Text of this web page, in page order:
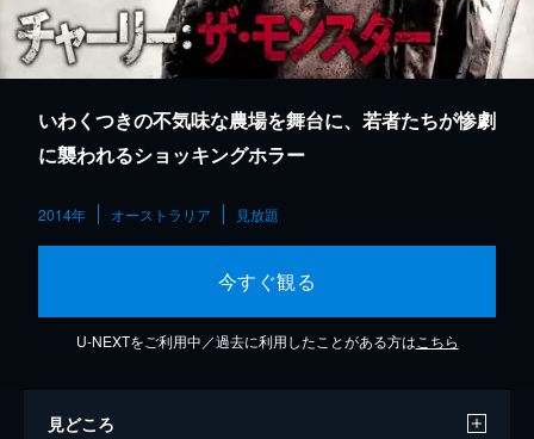
いわくつきの不気味な農場を舞台に、若者たちが惨劇
に襲われるショッキングホラー
2014年 オーストラリア 見放題
今すぐ観る
U-NEXTをご利用中／過去に利用したことがある方は こちら
見どころ